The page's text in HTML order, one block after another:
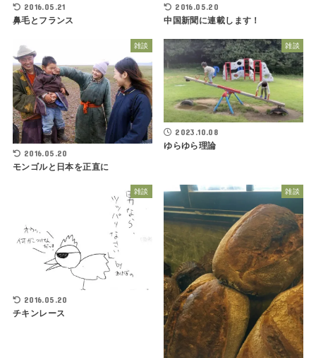
2016.05.21
鼻毛とフランス
2016.05.20
中国新聞に連載します！
雑談
2016.05.20
モンゴルと日本を正直に
雑談
2023.10.08
ゆらゆら理論
雑談
2016.05.20
チキンレース
雑談